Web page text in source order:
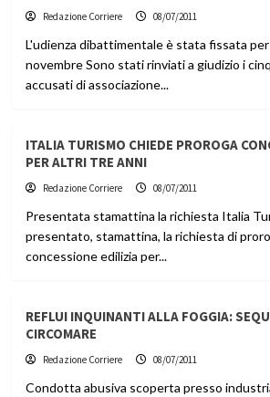
Redazione Corriere 08/07/2011
L'udienza dibattimentale è stata fissata
novembre Sono stati rinviati a giudizio i
accusati di associazione...
ITALIA TURISMO CHIEDE PROROGA
PER ALTRI TRE ANNI
Redazione Corriere 08/07/2011
Presentata stamattina la richiesta Italia
presentato, stamattina, la richiesta di
concessione edilizia per...
REFLUI INQUINANTI ALLA FOGGIA:
CIRCOMARE
Redazione Corriere 08/07/2011
Condotta abusiva scoperta presso